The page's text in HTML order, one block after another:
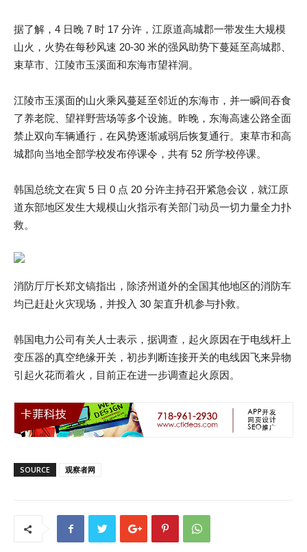
据了解，4 日晚 7 时 17 分许，江原道高城郡一带发生大规模
山火，火势在每秒风速 20-30 米的强风助势下蔓延至高城郡、
束草市、江陵市玉溪面和东海市望祥洞。
江陵市玉溪面的山火乘风蔓延至邻近的东海市，并一瞬间吞食
了养老院、望祥野营场等多个设施。昨晚，东海高速公路全面
禁止双向车辆通行，在风势逐渐减弱后恢复通行。束草市和高
城郡向当地全部学校发布停课令，共有 52 所学校停课。
韩国总统文在寅 5 日 0 点 20 分许主持召开紧急会议，就江原
道东部地区发生大规模山火指示有关部门动员一切力量全力扑
救。
消防厅厅长郑文镐指出，除济州道外的全国其他地区的消防车
均已赶赴火灾现场，并投入 30 架直升机参与扑救。
韩国电力公司有关人士表示，据调查，起火原因在于电线杆上
变压器的真空绝缘开关，初步判断连接开关的电线因飞来异物
引起火花而着火，目前正在进一步调查起火原因。
SOURCE 观察者网